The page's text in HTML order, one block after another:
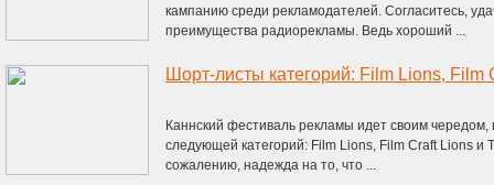
кампанию среди рекламодателей. Согласитесь,
преимущества радиорекламы. Ведь хороший ...
Каннский фестиваль рекламы идет своим
следующей категорий: Film Lions, Film Craft Lions и
сожалению, надежда на то, что ...